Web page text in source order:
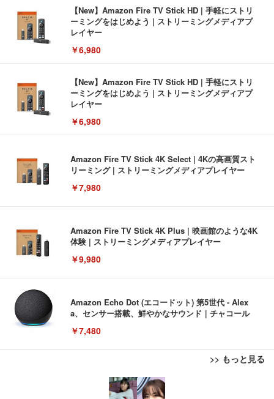
【New】Amazon Fire TV Stick HD | 手軽にストリ
ーミングをはじめよう | ストリーミングメディアプ
レイヤー
￥6,980
【New】Amazon Fire TV Stick HD | 手軽にストリ
ーミングをはじめよう | ストリーミングメディアプ
レイヤー
￥6,980
Amazon Fire TV Stick 4K Select | 4Kの高画質スト
リーミング | ストリーミングメディアプレイヤー
￥7,980
Amazon Fire TV Stick 4K Plus | 映画館のような4K
体験 | ストリーミングメディアプレイヤー
￥9,980
Amazon Echo Dot (エコードット) 第5世代 - Alex
a、センサー搭載、鮮やかなサウンド｜チャコール
￥7,480
>> もっと見る
[EdoErgo] オフィスチェア 椅子 テレワーク 疲れな
い 跳ね上げ式アームレスト コンパクト 約105度ロッ
EIZO ビジネス向けプレミアムモニター | FlexScan
EV3240X-WT | 31.5型4K UHD・USB Type-C・ホワ
Amazonベーシック ペットシーツ 薄型 レギュラー 1